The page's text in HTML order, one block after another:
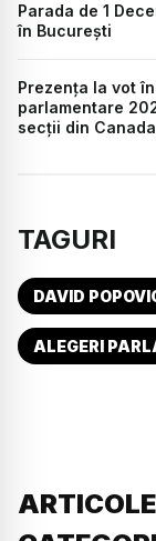
Parada de 1
în București
Prezența la vot
parlamentare
secții din
TAGURI
DAVID
ALEGERI